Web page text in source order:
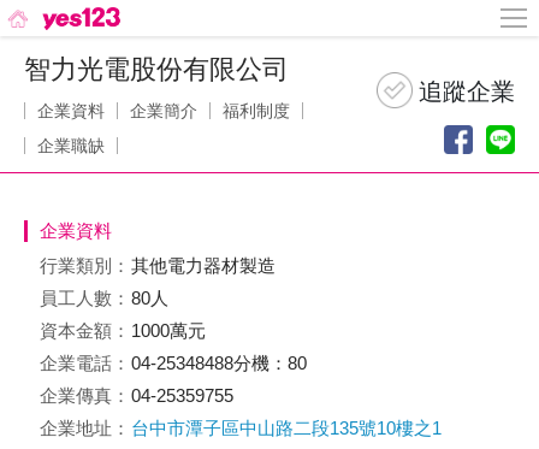
智力光電股份有限公司
企業資料 企業簡介
福利制度
企業職缺
企業資料
行業類別： 其他電力器材製造
員工人數： 80人
資本金額： 1000萬元
企業電話： 04-25348488分機：80
企業傳真： 04-25359755
企業地址： 台中市潭子區中山路二段135號10樓之1